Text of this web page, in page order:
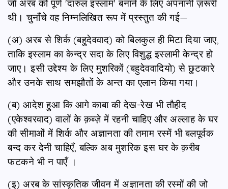
जो अरब को पूर्ण 'दारुल इस्लाम' बनाने के लिए अपनानी ज़रूरी
थी। चुनांँचे वह निम्नलिखित रूप में प्रस्तुत की गई—
(अ) अरब से शिर्क (बहुदेववाद) को बिलकुल ही मिटा दिया जाए,
ताकि इस्लाम का केन्द्र सदा के लिए विशुद्ध इस्लामी केन्द्र हो
जाए। इसी उद्देश्य के लिए मुशरिकों (बहुदेववादियो) से छुटकारे
और उनके साथ समझौतों के अन्त का एलान किया गया।
(ब) आदेश हुआ कि आगे काबा की देख-रेख भी तौहीद
(एकेश्वरवाद) वालों के क़ब्ज़े में रहनी चाहिए और अल्लाह के घर
की सीमाओं में शिर्क और अज्ञानता की तमाम रस्में भी बलपूर्वक
बन्द कर देनी चाहिएँ, बल्कि अब मुशरिक इस घर के क़रीब
फटकने भी न पाएँ ।
(इ) अरब के सांस्कृतिक जीवन में अज्ञानता की रस्मों की जो